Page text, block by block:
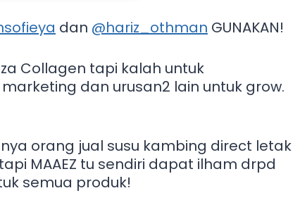
dan @hariz_othman GUNAKAN!
Collagen tapi kalah untuk
dan urusan2 lain untuk grow.
orang jual susu kambing direct letak
MAAEZ tu sendiri dapat ilham drpd
semua produk!